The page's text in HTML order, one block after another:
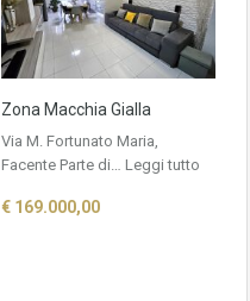
Zona Macchia Gialla
Via M. Fortunato Maria,
Facente Parte di… Leggi tutto
€ 169.000,00